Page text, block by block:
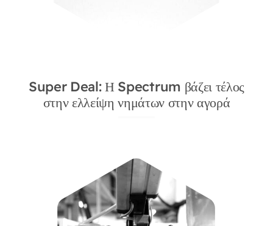
Super Deal: Η Spectrum βάζει τέλος
στην ελλείψη νημάτων στην αγορά